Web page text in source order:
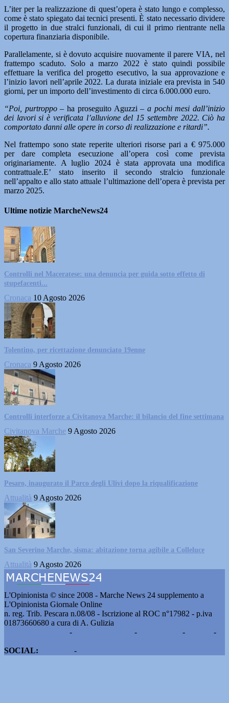
L’iter per la realizzazione di quest’opera è stato lungo e complesso,
come è stato spiegato dai tecnici presenti. È stato necessario dividere
il progetto in due stralci funzionali, di cui il primo rientrante nella
copertura finanziaria disponibile.
Parallelamente, si è dovuto acquisire nuovamente il parere VIA, nel
frattempo scaduto. Solo a marzo 2022 è stato quindi possibile
effettuare la verifica del progetto esecutivo, la sua approvazione e
l’inizio lavori nell’aprile 2022. La durata iniziale era prevista in 540
giorni, per un importo dell’investimento di circa 6.000.000 euro.
“Poi, purtroppo– ha proseguito Aguzzi – a pochi mesi dall’inizio
dei lavori si è verificata l’alluvione del 15 settembre 2022. Ciò ha
comportato danni alle opere in corso di realizzazione e ritardi”.
Nel frattempo sono state reperite ulteriori risorse pari a € 975.000
per dare completa esecuzione all’opera così come prevista
originariamente. A luglio 2024 è stata approvata una modifica
contrattuale.E’ stato inserito il secondo stralcio funzionale
nell’appalto e allo stato attuale l’ultimazione dell’opera è prevista per
marzo 2025.
Ultime notizie MarcheNews24
Controlli nel Maceratese: una denuncia per guida sotto effetto di
stupefacenti...
Cronaca 10 Agosto 2026
Tolentino, per ricettazione denunciato 19enne
Cronaca 9 Agosto 2026
Controlli interforze a Civitanova Marche: il bilancio del fine settimana
Civitanova Marche 9 Agosto 2026
Pesaro, inaugurato il Parco degli Ulivi dopo la riqualificazione
Attualità 9 Agosto 2026
San Severino Marche, sisma: abitazione torna agibile a Colleluce
Attualità 9 Agosto 2026
L'Opinionista © since 2008 - Marche News 24 supplemento a
L'Opinionista Giornale Online
n. reg. Trib. Pescara n.08/08 - Iscrizione al ROC n°17982 - p.iva
01873660680 a cura di A. Gulizia
- - -
-
SOCIAL:
-